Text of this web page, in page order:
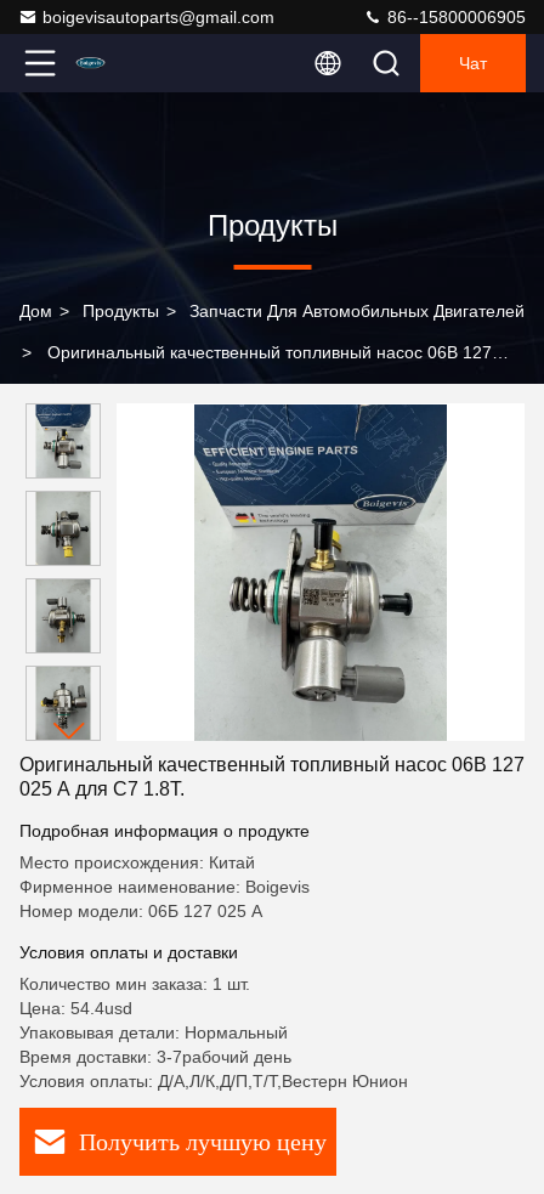
boigevisautoparts@gmail.com 86--15800006905
Чат
Продукты
Дом > Продукты > Запчасти Для Автомобильных Двигателей
> Оригинальный качественный топливный насос 06B 127
Оригинальный качественный топливный насос 06B 127
025 A для C7 1.8T.
Подробная информация о продукте
Место происхождения: Китай
Фирменное наименование: Boigevis
Номер модели: 06Б 127 025 А
Условия оплаты и доставки
Количество мин заказа: 1 шт.
Цена: 54.4usd
Упаковывая детали: Нормальный
Время доставки: 3-7рабочий день
Условия оплаты: Д/А,Л/К,Д/П,Т/Т,Вестерн Юнион
Получить лучшую цену